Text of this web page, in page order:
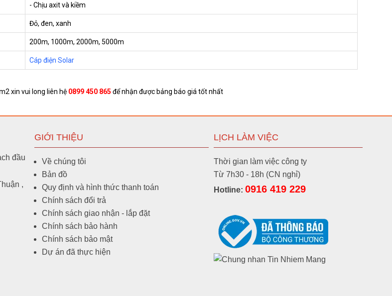
- Chịu axit và kiềm
Đỏ, đen, xanh
200m, 1000m, 2000m, 5000m
Cáp điện Solar
xin vui long liên hệ 0899 450 865 để nhận được bảng báo giá tốt nhất
đầu
,
GIỚI THIỆU
Về chúng tôi
Bản đồ
Quy định và hình thức thanh toán
Chính sách đổi trả
Chính sách giao nhận - lắp đặt
Chính sách bảo hành
Chính sách bảo mật
Dự án đã thực hiện
LỊCH LÀM VIỆC
Thời gian làm việc công ty
Từ 7h30 - 18h (CN nghỉ)
Hotline: 0916 419 229